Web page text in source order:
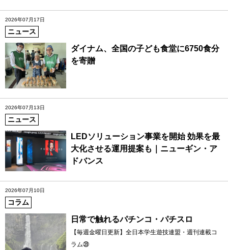
2026年07月17日
ニュース
ダイナム、全国の子ども食堂に6750食分
を寄贈
2026年07月13日
ニュース
LEDソリューション事業を開始 効果を最
大化させる運用提案も｜ニューギン・ア
ドバンス
2026年07月10日
コラム
日常で触れるパチンコ・パチスロ
【毎週金曜日更新】全日本学生遊技連盟・週刊連載コ
ラム㊴